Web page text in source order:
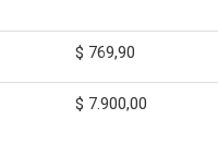
$ 769,90
$ 7.900,00